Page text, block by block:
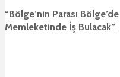
“Bölge’nin Parası
Memleketinde İş Bulacak”